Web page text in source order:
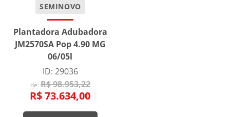
SEMINOVO
Plantadora Adubadora
JM2570SA Pop 4.90 MG
06/05l
ID: 29036
de: R$ 98.953,22
R$ 73.634,00